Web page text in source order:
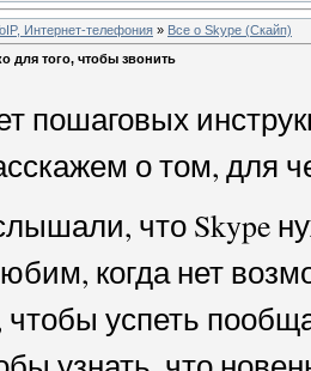
Интернет-телефония » Все о Skype (Скайп)
для того, чтобы звонить
пошаговых
о том, для
что Skype
когда нет
чтобы успеть